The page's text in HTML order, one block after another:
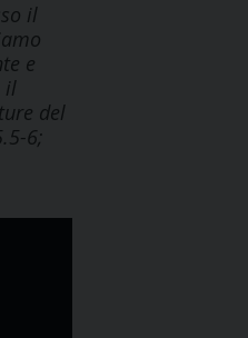
il
e
il
del
6;